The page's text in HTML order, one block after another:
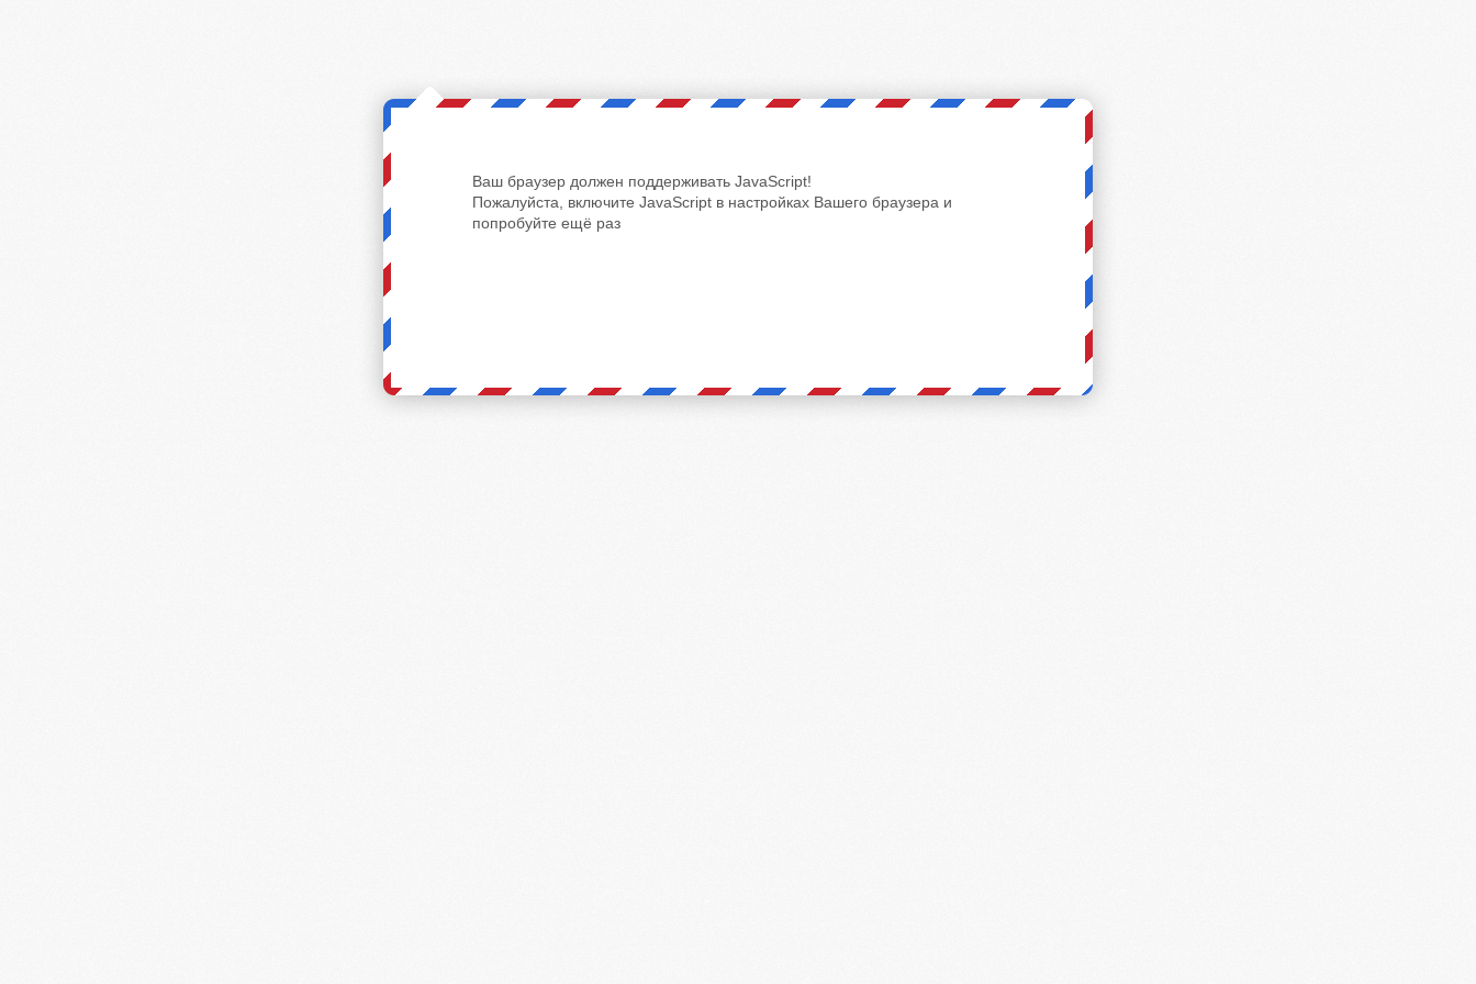
Ваш браузер должен поддерживать JavaScript!
Пожалуйста, включите JavaScript в настройках Вашего браузера и
попробуйте ещё раз